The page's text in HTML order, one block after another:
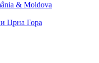
& Moldova
Црна Гора